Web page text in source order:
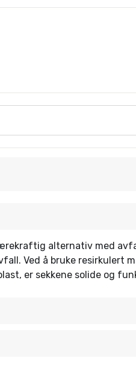
alternativ med
Ved å bruke resirkulert
er sekkene solide og